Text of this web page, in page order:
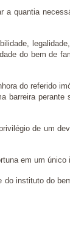
quantia
do bem de
do referido
barreira
de um
em um único
instituto do